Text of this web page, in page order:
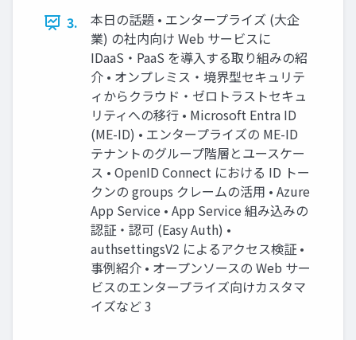
3.
本日の話題 • エンタープライズ (大企
業) の社内向け Web サービスに
IDaaS・PaaS を導入する取り組みの紹
介 • オンプレミス・境界型セキュリテ
ィからクラウド・ゼロトラストセキュ
リティへの移行 • Microsoft Entra ID
(ME-ID) • エンタープライズの ME-ID
テナントのグループ階層とユースケー
ス • OpenID Connect における ID トー
クンの groups クレームの活用 • Azure
App Service • App Service 組み込みの
認証・認可 (Easy Auth) •
authsettingsV2 によるアクセス検証 •
事例紹介 • オープンソースの Web サー
ビスのエンタープライズ向けカスタマ
イズなど 3